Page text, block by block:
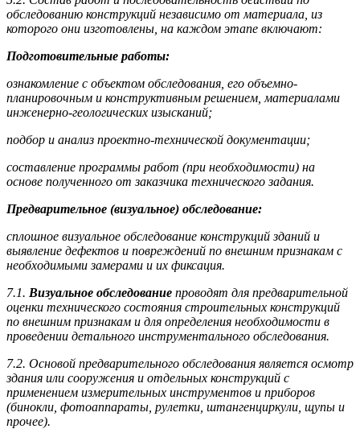
обследованию конструкций независимо от материала, из
которого они изготовлены, на каждом этапе включают:
Подготовительные работы:
ознакомление с объектом обследования, его объемно-
планировочным и конструктивным решением, материалами
инженерно-геологических изысканий;
подбор и анализ проектно-технической документации;
составление программы работ (при необходимости) на
основе полученного от заказчика технического задания.
Предварительное (визуальное) обследование:
сплошное визуальное обследование конструкций зданий и
выявление дефектов и повреждений по внешним признакам с
необходимыми замерами и их фиксация.
7.1. Визуальное обследование проводят для предварительной
оценки технического состояния строительных конструкций
по внешним признакам и для определения необходимости в
проведении детального инструментального обследования.
7.2. Основой предварительного обследования является осмотр
здания или сооружения и отдельных конструкций с
применением измерительных инструментов и приборов
(бинокли, фотоаппараты, рулетки, штангенциркули, щупы и
прочее).